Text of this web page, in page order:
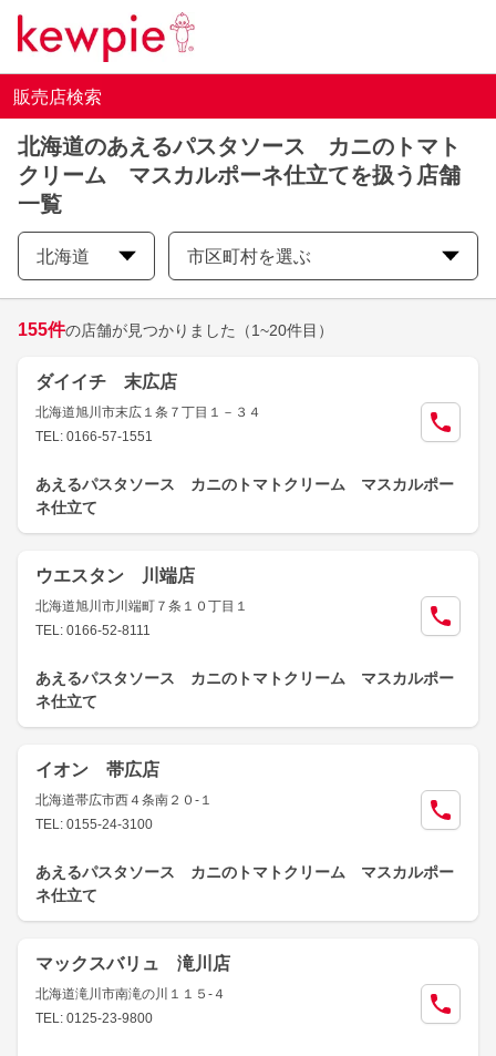
販売店検索
北海道のあえるパスタソース カニのトマト
クリーム マスカルポーネ仕立てを扱う店舗
一覧
北海道 市区町村を選ぶ
155件の店舗が見つかりました （1~20件目）
ダイイチ 末広店
北海道旭川市末広１条７丁目１－３４
TEL: 0166-57-1551
あえるパスタソース カニのトマトクリーム マスカルポー
ネ仕立て
ウエスタン 川端店
北海道旭川市川端町７条１０丁目１
TEL: 0166-52-8111
あえるパスタソース カニのトマトクリーム マスカルポー
ネ仕立て
イオン 帯広店
北海道帯広市西４条南２０-１
TEL: 0155-24-3100
あえるパスタソース カニのトマトクリーム マスカルポー
ネ仕立て
マックスバリュ 滝川店
北海道滝川市南滝の川１１５-４
TEL: 0125-23-9800